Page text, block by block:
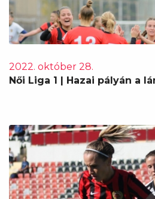
2022. október 28.
Női Liga 1 | Hazai pályán a